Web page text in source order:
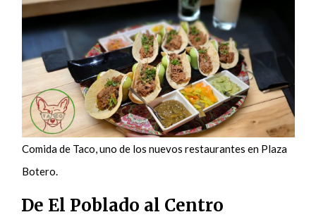
Comida de Taco, uno de los nuevos restaurantes en Plaza
Botero.
De El Poblado al Centro